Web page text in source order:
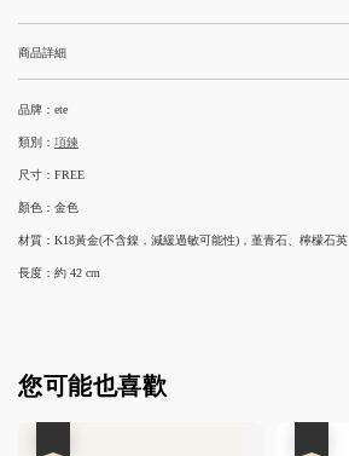
商品詳細
品牌：ete
類別： 項鍊
尺寸：FREE
顏色：金色
材質：K18黃金(不含鎳，減緩過敏可能性)，堇青石、檸檬石英
長度：約 42 cm
您可能也喜歡